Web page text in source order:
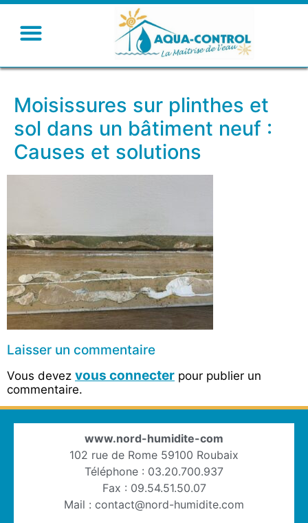
Moisissures sur plinthes et
sol dans un bâtiment neuf :
Causes et solutions
Laisser un commentaire
Vous devez vous connecter pour publier un
commentaire.
www.nord-humidite-com
102 rue de Rome 59100 Roubaix
Téléphone : 03.20.700.937
Fax : 09.54.51.50.07
Mail : contact@nord-humidite.com